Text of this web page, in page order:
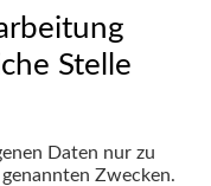
Stelle
Daten nur zu
Zwecken.